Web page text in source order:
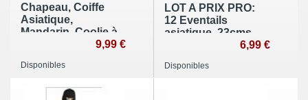
Chapeau, Coiffe
Asiatique,
Mandarin, Coolie à
9,99 €
Disponibles
LOT A PRIX PRO:
12 Eventails
asiatique, 23cms
1er prix (coloris6,99 €
Disponibles